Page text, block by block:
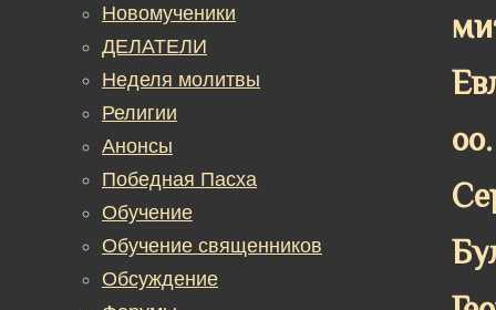
оо.
Новомученики
ДЕЛАТЕЛИ
Неделя молитвы
Религии
Анонсы
Победная Пасха
Обучение
Обучение священников
Обсуждение